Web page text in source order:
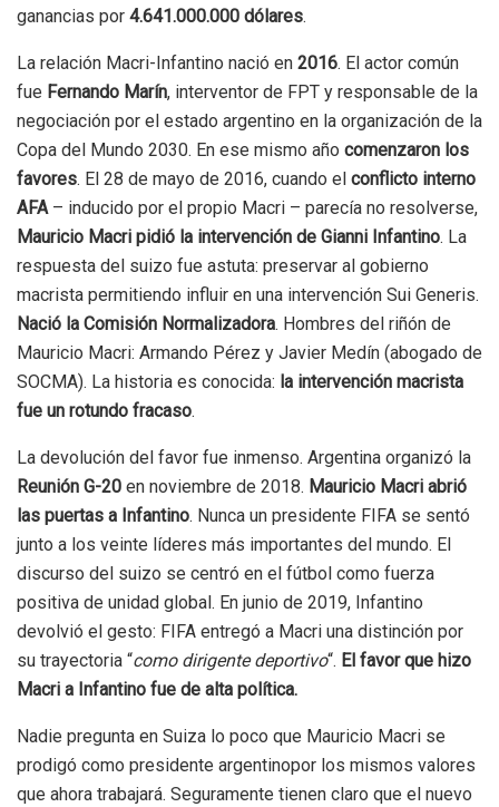
ganancias por 4.641.000.000 dólares.
La relación Macri-Infantino nació en 2016. El actor común
fue Fernando Marín, interventor de FPT y responsable de la
negociación por el estado argentino en la organización de la
Copa del Mundo 2030. En ese mismo año comenzaron los
favores. El 28 de mayo de 2016, cuando el conflicto interno
AFA– inducido por el propio Macri – parecía no resolverse,
Mauricio Macri pidió la intervención de Gianni Infantino. La
respuesta del suizo fue astuta: preservar al gobierno
macrista permitiendo influir en una intervención Sui Generis.
Nació la Comisión Normalizadora. Hombres del riñón de
Mauricio Macri: Armando Pérez y Javier Medín (abogado de
SOCMA). La historia es conocida: la intervención macrista
fue un rotundo fracaso.
La devolución del favor fue inmenso. Argentina organizó la
Reunión G-20 en noviembre de 2018. Mauricio Macri abrió
las puertas a Infantino. Nunca un presidente FIFA se sentó
junto a los veinte líderes más importantes del mundo. El
discurso del suizo se centró en el fútbol como fuerza
positiva de unidad global. En junio de 2019, Infantino
devolvió el gesto: FIFA entregó a Macri una distinción por
su trayectoria “como dirigente deportivo“. El favor que hizo
Macri a Infantino fue de alta política.
Nadie pregunta en Suiza lo poco que Mauricio Macri se
prodigó como presidente argentinopor los mismos valores
que ahora trabajará. Seguramente tienen claro que el nuevo